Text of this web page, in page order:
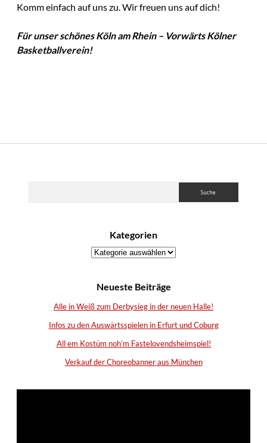
Komm einfach auf uns zu. Wir freuen uns auf dich!
Für unser schönes Köln am Rhein – Vorwärts Kölner
Basketballverein!
Kategorien
Kategorien
Neueste Beiträge
Alle in Weiß zum Derbysieg in der neuen Halle!
Infos zu den Auswärtsspielen in Erfurt und Coburg
All em Kostüm noh’m Fastelovendsheimspiel!
Verkauf der Choreobanner aus München